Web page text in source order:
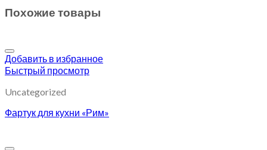
Похожие товары
Добавить в избранное
Быстрый просмотр
Uncategorized
Фартук для кухни «Рим»